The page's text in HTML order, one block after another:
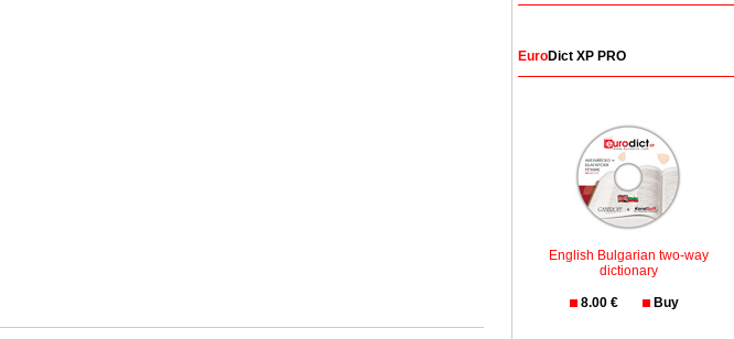
EuroDict XP PRO
English Bulgarian two-way
dictionary
8.00 € Buy